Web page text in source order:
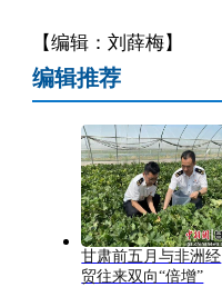
【编辑：刘薛梅】
编辑推荐
甘肃前五月与非洲经
贸往来双向“倍增”